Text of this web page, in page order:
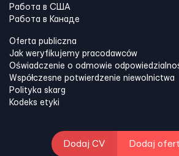
Работа в США
Работа в Канадe
Oferta publiczna
Jak weryfikujemy pracodawców
Oświadczenie o odmowie
Współczesne potwierdzenie niewolnictwa
Polityka skarg
Kodeks etyki
Dodaj CV Dodaj